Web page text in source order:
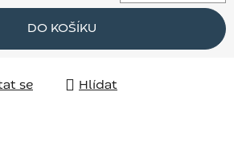
DO KOŠÍKU
se Hlídat